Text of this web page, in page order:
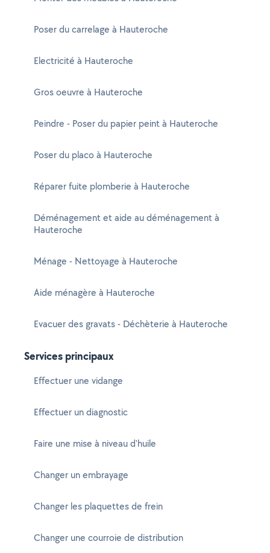
Poser du carrelage à Hauteroche
Electricité à Hauteroche
Gros oeuvre à Hauteroche
Peindre - Poser du papier peint à Hauteroche
Poser du placo à Hauteroche
Réparer fuite plomberie à Hauteroche
Déménagement et aide au déménagement à
Hauteroche
Ménage - Nettoyage à Hauteroche
Aide ménagère à Hauteroche
Evacuer des gravats - Déchèterie à Hauteroche
Services principaux
Effectuer une vidange
Effectuer un diagnostic
Faire une mise à niveau d'huile
Changer un embrayage
Changer les plaquettes de frein
Changer une courroie de distribution